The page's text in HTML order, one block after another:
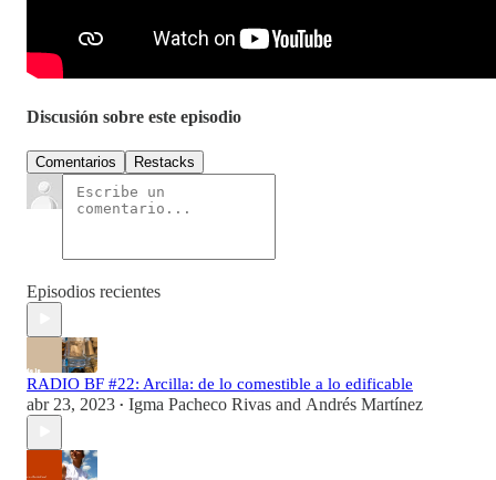
Discusión sobre este episodio
Comentarios Restacks
Episodios recientes
RADIO BF #22: Arcilla: de lo comestible a lo edificable
abr 23, 2023 • Igma Pacheco Rivas and Andrés Martínez